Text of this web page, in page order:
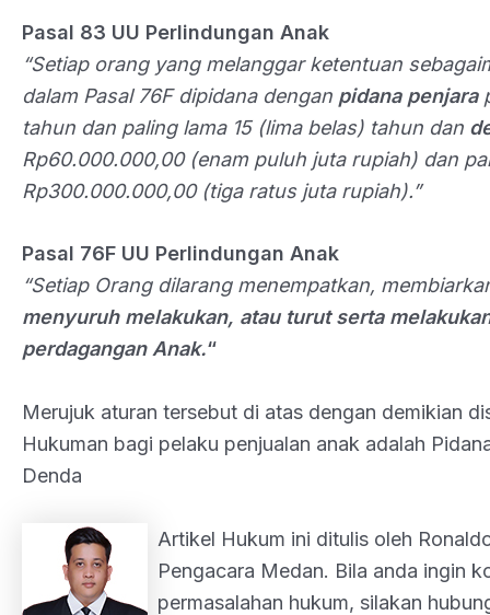
Pasal 83 UU Perlindungan Anak
“Setiap orang yang melanggar ketentuan
dalam Pasal 76F dipidana dengan pidana penjara
tahun dan paling lama 15 (lima belas) tahun dan
Rp60.000.000,00 (enam puluh juta rupiah) dan
Rp300.000.000,00 (tiga ratus juta rupiah).”
Pasal 76F UU Perlindungan Anak
“Setiap Orang dilarang menempatkan,
menyuruh melakukan, atau turut serta
perdagangan Anak.“
Merujuk aturan tersebut di atas dengan demikian
Hukuman bagi pelaku penjualan anak adalah
Denda
Artikel Hukum ini ditulis oleh
Pengacara Medan. Bila anda ingin
permasalahan hukum, silakan